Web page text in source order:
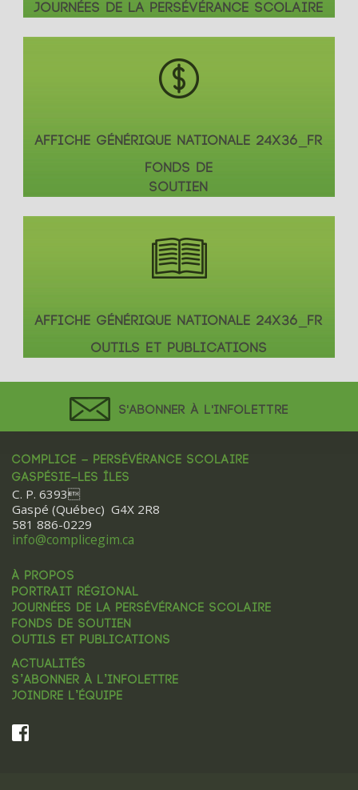
JOURNÉES DE LA PERSÉVÉRANCE SCOLAIRE
AFFICHE GÉNÉRIQUE NATIONALE 24X36_FR
FONDS DE
SOUTIEN
AFFICHE GÉNÉRIQUE NATIONALE 24X36_FR
OUTILS ET PUBLICATIONS
S'ABONNER À L'INFOLETTRE
COMPLICE – PERSÉVÉRANCE SCOLAIRE
GASPÉSIE–LES ÎLES
C. P. 6393
Gaspé (Québec) G4X 2R8
581 886-0229
info@complicegim.ca
À PROPOS
PORTRAIT RÉGIONAL
JOURNÉES DE LA PERSÉVÉRANCE SCOLAIRE
FONDS DE SOUTIEN
OUTILS ET PUBLICATIONS
ACTUALITÉS
S’ABONNER À L’INFOLETTRE
JOINDRE L’ÉQUIPE